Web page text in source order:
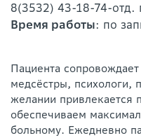
8(3532) 43-18-74-отд.
Время работы: по
Пациента
медсёстры, психологи,
желании
обеспечиваем
больному. Ежедневно